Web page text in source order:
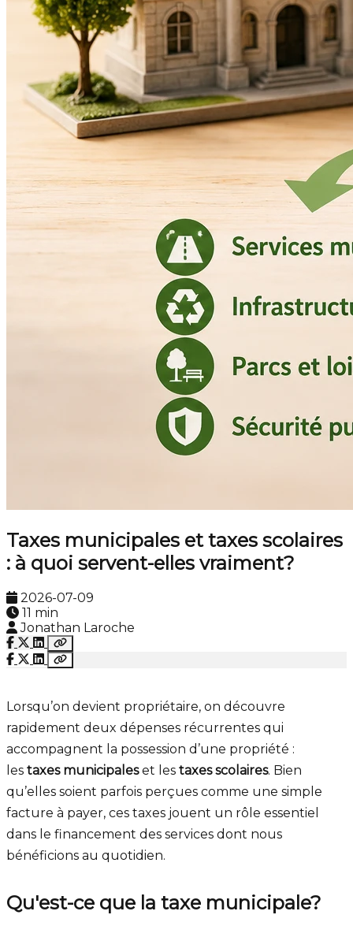
Taxes municipales et taxes scolaires
: à quoi servent-elles vraiment?
2026-07-09
11 min
Jonathan Laroche
Lorsqu’on devient propriétaire, on découvre
rapidement deux dépenses récurrentes qui
accompagnent la possession d’une propriété :
les taxes municipaleset les taxes scolaires. Bien
qu’elles soient parfois perçues comme une simple
facture à payer, ces taxes jouent un rôle essentiel
dans le financement des services dont nous
bénéficions au quotidien.
Qu'est-ce que la taxe municipale?